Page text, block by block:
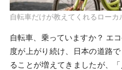
自転車だけが教えてくれるローカ
自転車、乗っていますか？ エ
度が上がり続け、日本の道路
ることが増えてきましたが、